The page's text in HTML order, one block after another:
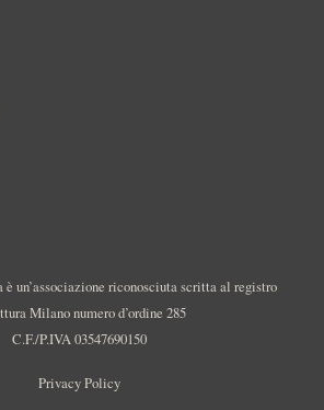
un’associazione riconosciuta scritta al registro
Milano numero d’ordine 285
C.F./P.IVA 03547690150
Privacy Policy